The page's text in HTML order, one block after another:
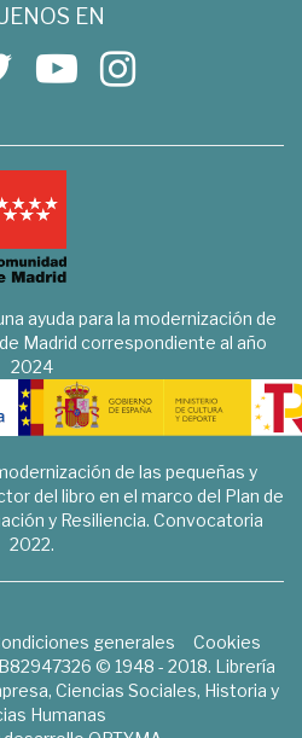
EN
ayuda para la modernización de
Madrid correspondiente al año
2024
de las pequeñas y
del libro en el marco del Plan de
y Resiliencia. Convocatoria
2022.
generales
Cookies
© 1948 - 2018. Librería
Ciencias Sociales, Historia y
Humanas